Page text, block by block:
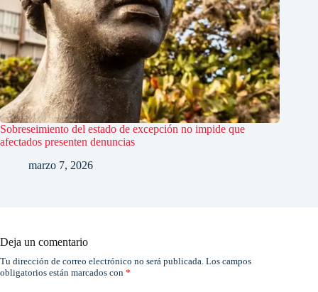
Sobreseimiento del estado de excepción no impide que
afectados presenten denuncias
marzo 7, 2026
Deja un comentario
Tu dirección de correo electrónico no será publicada. Los campos
obligatorios están marcados con *